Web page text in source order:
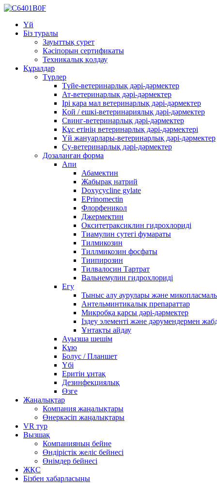
Үй
Біз туралы
Зауыттық сурет
Кәсіпорын сертификаты
Техникалық қолдау
Құралдар
Түрлер
Түйе-ветеринарлық дәрі-дәрмектер
Ат-ветеринарлық дәрі-дәрмектер
Ірі қара мал ветеринарлық дәрі-дәрмектер
Қой / ешкі-ветеринариялық дәрі-дәрмектер
Свинг-ветеринарлық дәрі-дәрмектер
Құс етінің ветеринарлық дәрі-дәрмектері
Үй жануарлары-ветеринарлық дәрі-дәрмектер
Су-ветеринарлық дәрі-дәрмектер
Дозаланған форма
Апи
Абамектин
Жабырақ натрий
Doxycycline gylate
EPrinomectin
Флорфеникол
Джермектин
Окситетраксиклин гидрохлориді
Тиамулин сутегі фумараты
Тилмикозин
Тиллмикозин фосфаты
Тиипирозин
Тилвалосин Тартрат
Вальнемулин гидрохлориді
Егу
Тыныс алу аурулары және
Антельминтикалық препараттар
Микробқа қарсы дәрі-дәрмектер
Іздеу элементі және дәрумендермен
Ұнтақты айдау
Ауызша шешім
Құю
Болус / Планшет
Үбі
Еритін ұнтақ
Дезинфекциялық
Өзге
Жаңалықтар
Компания жаңалықтары
Өнеркәсіп жаңалықтары
VR тур
Вызшақ
Компанияның бейне
Өндірістік желіс бейнесі
Өнімдер бейнесі
ЖҚС
Бізбен хабарласыңы